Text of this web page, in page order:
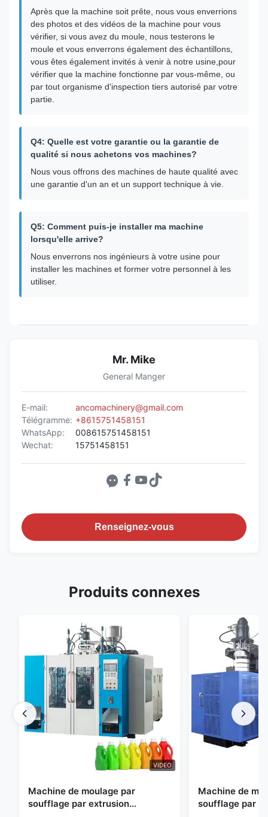
Après que la machine soit prête, nous vous enverrions
des photos et des vidéos de la machine pour vous
vérifier, si vous avez du moule, nous testerons le
moule et vous enverrons également des échantillons,
vous êtes également invités à venir à notre usine,pour
vérifier que la machine fonctionne par vous-même, ou
par tout organisme d'inspection tiers autorisé par votre
partie.
Q4: Quelle est votre garantie ou la garantie de
qualité si nous achetons vos machines?
Nous vous offrons des machines de haute qualité avec
une garantie d'un an et un support technique à vie.
Q5: Comment puis-je installer ma machine
lorsqu'elle arrive?
Nous enverrons nos ingénieurs à votre usine pour
installer les machines et former votre personnel à les
utiliser.
Mr. Mike
General Manger
E-mail:
ancomachinery@gmail.com
Télégramme: +8615751458151
WhatsApp:
008615751458151
Wechat:
15751458151
Renseignez-vous
Produits connexes
VIDEO
Machine de moulage par
soufflage par extrusion
Machine de
soufflage par